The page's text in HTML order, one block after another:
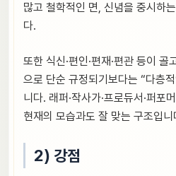
많고 철학적인 면, 신념을 중시하
다.
또한 식신·편인·편재·편관 등이
으로 단순 규정되기보다는 “다층
니다. 래퍼·작사가·프로듀서·퍼포
현재의 모습과도 잘 맞는 구조입니
2) 강점